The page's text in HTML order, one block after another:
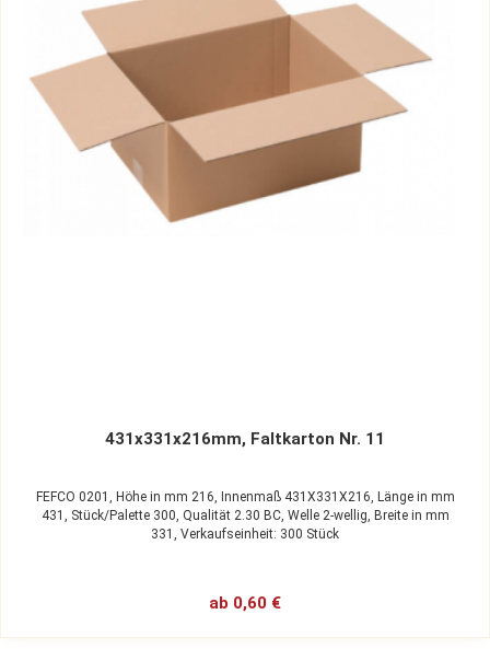
431x331x216mm, Faltkarton Nr. 11
FEFCO 0201, Höhe in mm 216, Innenmaß 431X331X216, Länge in mm
431, Stück/Palette 300, Qualität 2.30 BC, Welle 2-wellig, Breite in mm
331, Verkaufseinheit: 300 Stück
ab 0,60 €